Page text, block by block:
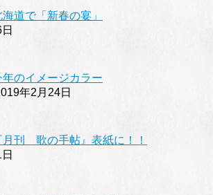
道で「新春の宴」
のイメージカラー
年2月24日
刊 歌の手帖』表紙に！！